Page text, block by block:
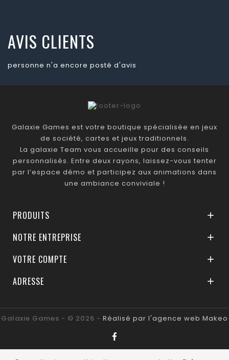
AVIS CLIENTS
personne n'a encore posté d'avis
Galaxie Games est votre boutique spécialisée en jeux
de société, cartes et jeux traditionnels.
La galaxie Team vous accueille pour des conseils
personnalisés. Entre deux rayons, laissez-vous tenter
par l’espace démo et participez aux animations dans
une ambiance conviviale !
PRODUITS 
NOTRE ENTREPRISE 
VOTRE COMPTE 
ADRESSE 
Galaxie Games - © 2026 - Réalisé par l'agence web Makeo